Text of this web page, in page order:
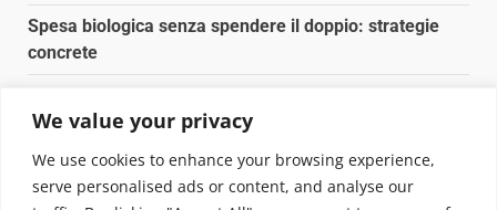
We value your privacy
We use cookies to enhance your browsing experience,
serve personalised ads or content, and analyse our
Spesa biologica senza spendere il doppio: strategie
concrete
Pulizia naturale della casa: 3 ingredienti che
sostituiscono 10 prodotti chimici